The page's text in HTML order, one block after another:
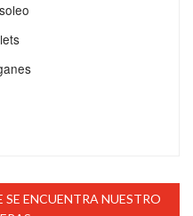
SE ENCUENTRA NUESTRO